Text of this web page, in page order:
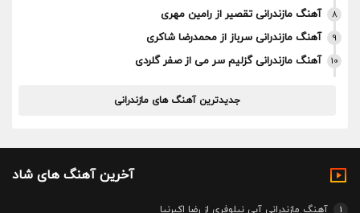
8 آهنگ مازندرانی تقصیر از رامین مهری
9 آهنگ مازندرانی سرباز از محمدرضا شاکری
10 آهنگ مازندرانی گزلیم سر می از صفر گلردی
جدیدترین آهنگ های مازندرانی
آخرین آهنگ های شاد
1
آهنگ مازندرانی آبی نیلوفری از رضا اکبرنیا